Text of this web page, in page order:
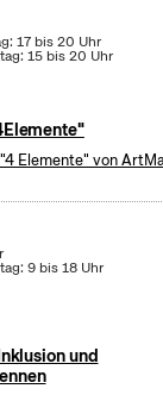
17 bis 20 Uhr
15 bis 20 Uhr
Elemente" von
9 bis 18 Uhr
und